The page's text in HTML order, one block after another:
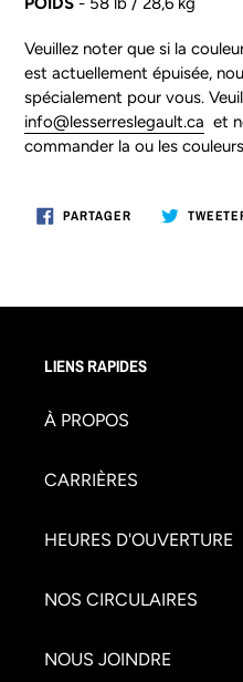
Veuillez noter que si la
est actuellement épuisée,
spécialement pour vous.
info@lesserreslegault.ca et
commander la ou les
PARTAGERPARTAGER
SUR
LIENS RAPIDES
À PROPOS
CARRIÈRES
HEURES D'OUVERTURE
NOS CIRCULAIRES
NOUS JOINDRE